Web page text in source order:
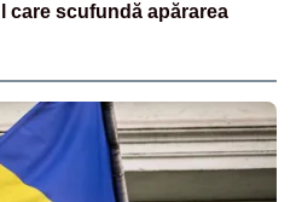
care scufundă apărarea